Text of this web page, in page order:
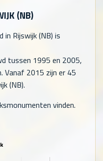
(NB)
Rijswijk (NB) is
tussen 1995 en 2005,
Vanaf 2015 zijn er 45
(NB).
vinden.